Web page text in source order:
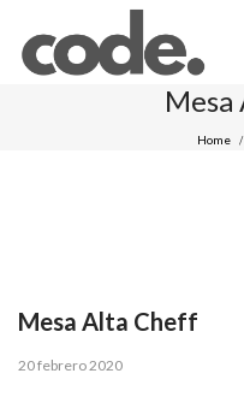
Home /
Mesa Alta Cheff
Posted
20 febrero 2020